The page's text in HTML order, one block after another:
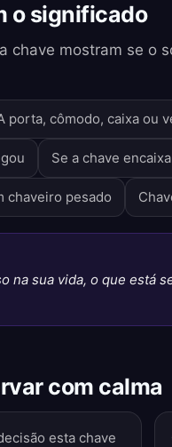
o significado
chave mostram se o
porta, cômodo, caixa ou
Se a chave
chaveiro pesado
na sua vida, o que está
com calma
esta chave